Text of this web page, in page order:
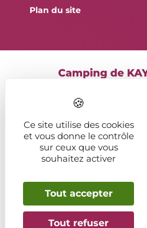
Plan du site
Ce site utilise des cookies
et vous donne le contrôle
sur ceux que vous
souhaitez activer
Tout accepter
Tout refuser